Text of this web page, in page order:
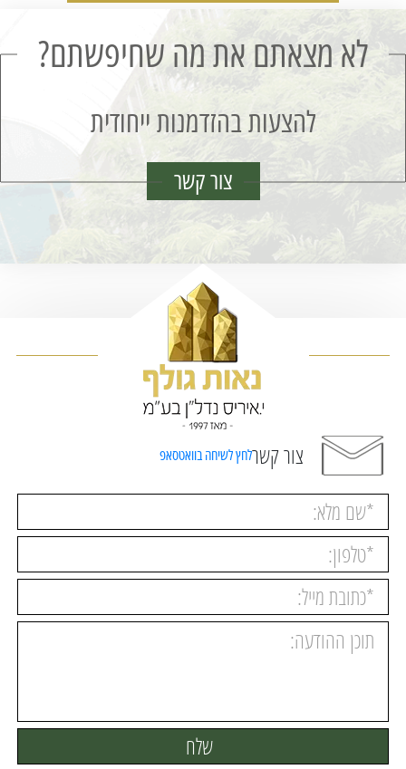
לא מצאתם את מה שחיפשתם?
להצעות בהזדמנות ייחודית
צור קשר
צור קשרלחץ לשיחה בוואטסאפ